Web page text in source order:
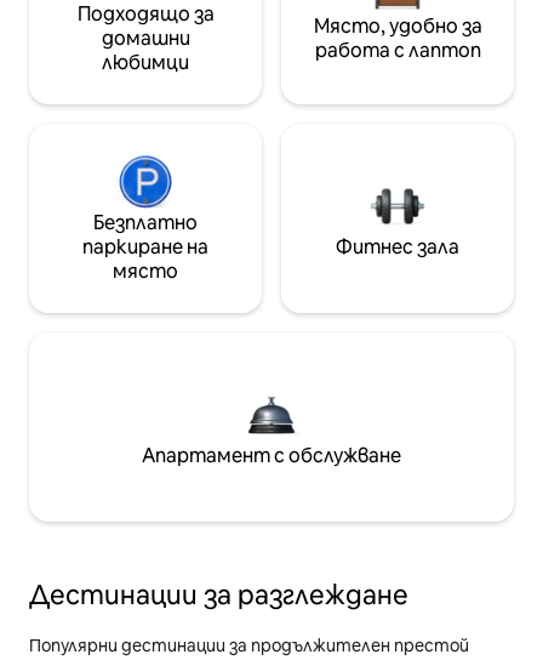
Подходящо за
домашни
любимци
Място, удобно за
работа с лаптоп
Безплатно
паркиране на
място
Фитнес зала
Апартамент с обслужване
Дестинации за разглеждане
Популярни дестинации за продължителен престой